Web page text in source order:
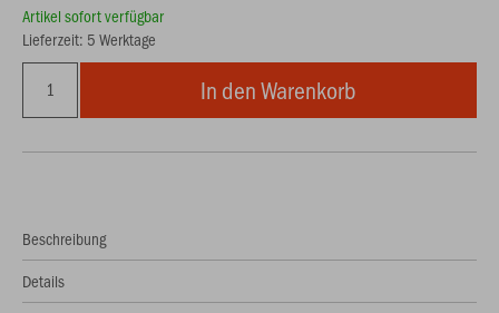
Artikel sofort verfügbar
Lieferzeit: 5 Werktage
In den Warenkorb
Beschreibung
Details